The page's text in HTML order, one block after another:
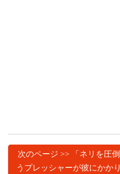
次のページ >> 「ネリを圧
うプレッシャーが彼にかか